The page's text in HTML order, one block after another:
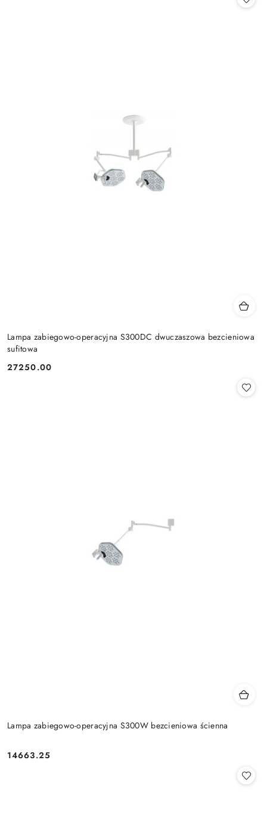
Lampa zabiegowo-operacyjna S300DC dwuczaszowa bezcieniowa
sufitowa
Cena:
27250.00
Lampa zabiegowo-operacyjna S300W bezcieniowa ścienna
Cena:
14663.25